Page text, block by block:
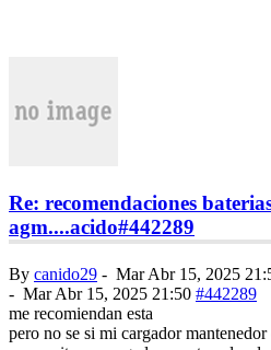
Re: recomendaciones
agm....acido#442289
By canido29 - Mar Abr 15, 2025
- Mar Abr 15, 2025 21:50 #442289
me recomiendan esta
pero no se si mi cargador mantenedor